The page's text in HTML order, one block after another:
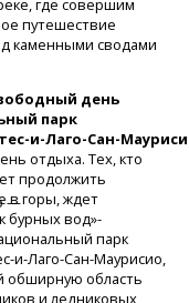
где совершим
путешествие
каменными сводами
день
парк
и-Лаго-Сан-
отдыха. Тех, кто
продолжить
в горы, ждет
бурных вод»-
парк
и-Лаго-Сан-Маурисио,
область
и ледниковых
—